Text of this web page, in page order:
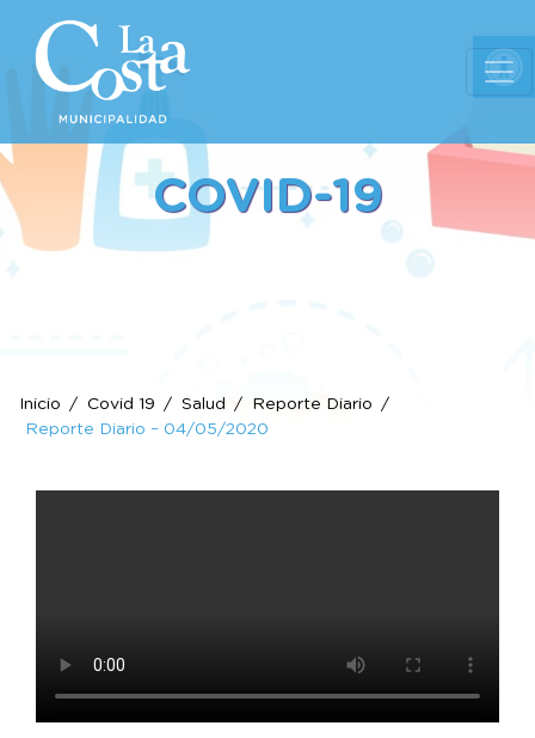
COVID-19
Inicio Covid 19 Salud
Reporte Diario
Reporte Diario – 04/05/2020